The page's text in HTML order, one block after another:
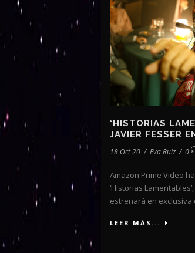
‘HISTORIAS
JAVIER FESSER
18 Oct 20 / Eva Ruiz / 0
Amazon Prime Video
‘Historias
estrenará en exclusiva
LEER MÁS...